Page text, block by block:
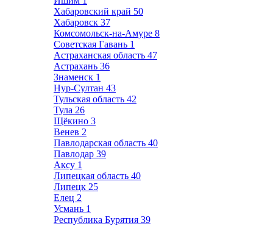
Хабаровский край 50
Хабаровск 37
Комсомольск-на-Амуре 8
Советская Гавань 1
Астраханская область 47
Астрахань 36
Знаменск 1
Нур-Султан 43
Тульская область 42
Тула 26
Щёкино 3
Венев 2
Павлодарская область 40
Павлодар 39
Аксу 1
Липецкая область 40
Липецк 25
Елец 2
Усмань 1
Республика Бурятия 39